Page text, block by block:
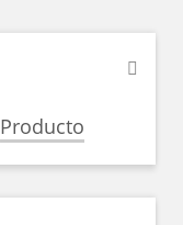
Producto